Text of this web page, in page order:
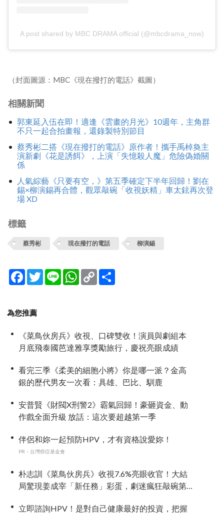
A post shared by MBC DRAMA official (@mbcdrama_now)
（封面圖源：MBC《現在撥打的電話》截圖）
相關新聞
郭東延入伍在即！適逢《雲畫的月光》10週年，主角群
不只一起合拍畫報，還錄製特別節目
蔡秀彬二搭《現在撥打的電話》原作者！攜手禹棹奐主
演新劇《花是誘餌》，上演「失憶殺人魔」危險偽婚關
係
人氣綜藝《只要有空，》第五季確定下半年回歸！劉在
錫×柳演錫再合體，觀眾敲碗「收視妖精」車太鉉再次登
場 XD
標籤
蔡秀彬 現在撥打的電話 柳演錫
Facebook
TwitterLine WhatsApp
Copy
Link
為您推薦
《菜鳥伙房兵》收視、口碑雙收！演員與劇組本
月底飛泰國芭達雅享獎勵旅行，慶祝亮眼成績
看完三季《柔美的細胞小將》你是哪一派？金高
銀的歷代男友一次看：具雄、巴比、馴鹿
安普賢《財閥X刑警2》霸氣回歸！豪砸資金、動
作戲全面升級 放話：這次要超越第一季
伴侶和妳一起預防HPV，才有資格說愛妳！
PR・台灣癌症基金會
朴志訓《菜鳥伙房兵》收視7.6%亮眼收官！大結
局驚現姜成宰「新任務」彩蛋，劇迷瘋狂敲碗第
立即諮詢HPV！是對自己健康最好的投資，把握